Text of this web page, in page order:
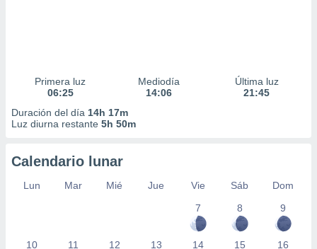
Primera luz
06:25
Mediodía
14:06
Última luz
21:45
Duración del día 14h 17m
Luz diurna restante 5h 50m
Calendario lunar
Lun Mar Mié Jue Vie Sáb
Dom
7
8 9
10 11 12 13 14 15 16